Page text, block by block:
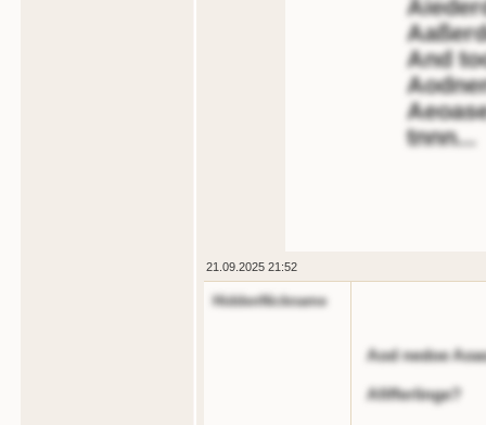
And
tnnn...
21.09.2025 21:52
HiddenNickname
Aod nedoe
Afifferlinge?